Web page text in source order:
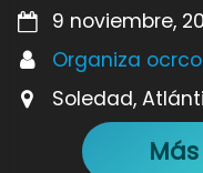
9 noviembre,
Organiza
Soledad,